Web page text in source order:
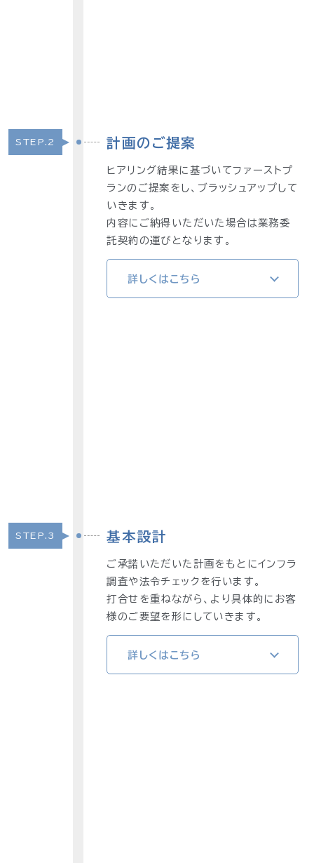
STEP.2 計画のご提案
ヒアリング結果に基づいてファーストプ
ランのご提案をし、ブラッシュアップして
いきます。
内容にご納得いただいた場合は業務委
託契約の運びとなります。
詳しくはこちら
STEP.3 基本設計
ご承諾いただいた計画をもとにインフラ
調査や法令チェックを行います。
打合せを重ねながら、より具体的にお客
様のご要望を形にしていきます。
詳しくはこちら